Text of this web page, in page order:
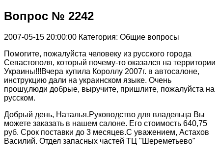
Вопрос № 2242
2007-05-15 20:00:00 Категория: Общие вопросы
Помогите, пожалуйста человеку из русского города
Севастополя, который почему-то оказался на территории
Украины!!!Вчера купила Короллу 2007г. в автосалоне,
инструкцию дали на украинском языке. Очень
прошу,люди добрые, выручите, пришлите, пожалуйста на
русском.
Добрый день, Наталья.Руководство для владельца Вы
можете заказать в нашем салоне. Его стоимость 640,75
руб. Срок поставки до 3 месяцев.С уважением, Астахов
Василий. Отдел запасных частей ТЦ "Шереметьево"